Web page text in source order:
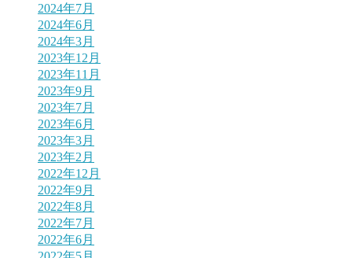
2024年7月
2024年6月
2024年3月
2023年12月
2023年11月
2023年9月
2023年7月
2023年6月
2023年3月
2023年2月
2022年12月
2022年9月
2022年8月
2022年7月
2022年6月